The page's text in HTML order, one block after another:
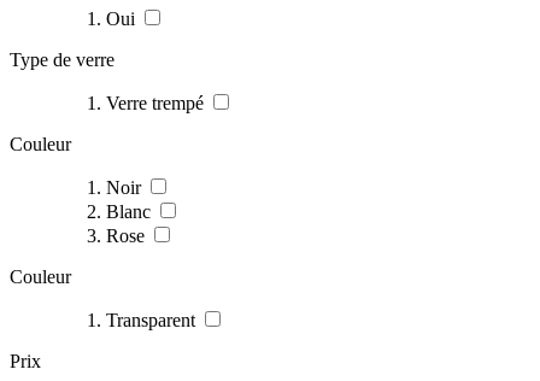
Oui
Type de verre
Verre trempé
Couleur
Noir
Blanc
Rose
Couleur
Transparent
Prix